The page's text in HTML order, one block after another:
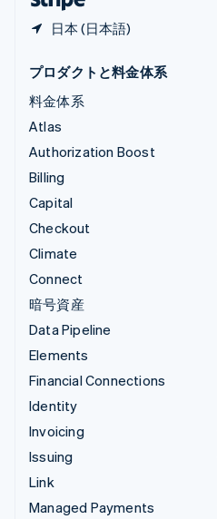
日本 (日本語)
プロダクトと料金体系
料金体系
Atlas
Authorization Boost
Billing
Capital
Checkout
Climate
Connect
暗号資産
Data Pipeline
Elements
Financial Connections
Identity
Invoicing
Issuing
Link
Managed Payments